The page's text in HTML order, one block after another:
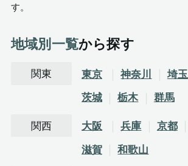
す。
地域別一覧から探す
関東 東京 神奈川 埼玉
茨城
栃木 群馬
関西 大阪 兵庫 京都
滋賀
和歌山